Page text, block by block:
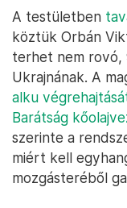
A testületben
köztük Orbán
terhet nem rovó,
Ukrajnának. A
alku
Barátság
szerinte a
miért kell
mozgásteréből